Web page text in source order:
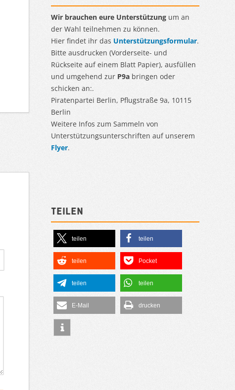
Wir brauchen eure Unterstützung um an
der Wahl teilnehmen zu können.
Hier findet ihr das Unterstützungsformular.
Bitte ausdrucken (Vorderseite- und
Rückseite auf einem Blatt Papier), ausfüllen
und umgehend zur P9a bringen oder
schicken an:.
Piratenpartei Berlin, Pflugstraße 9a, 10115
Berlin
Weitere Infos zum Sammeln von
Unterstützungsunterschriften auf unserem
Flyer.
Teilen
teilen teilen
teilen Pocket
teilen teilen
E-Mail drucken